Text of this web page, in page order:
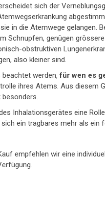
sich der
in die Atemwege gelangen.
Schnupfen, genügen
obstruktiven
also kleiner sind.
beachtet werden,für wen es
ihres Atems. Aus diesem
Inhalationsgerätes eine
ein tragbares mehr als ein
empfehlen wir eine